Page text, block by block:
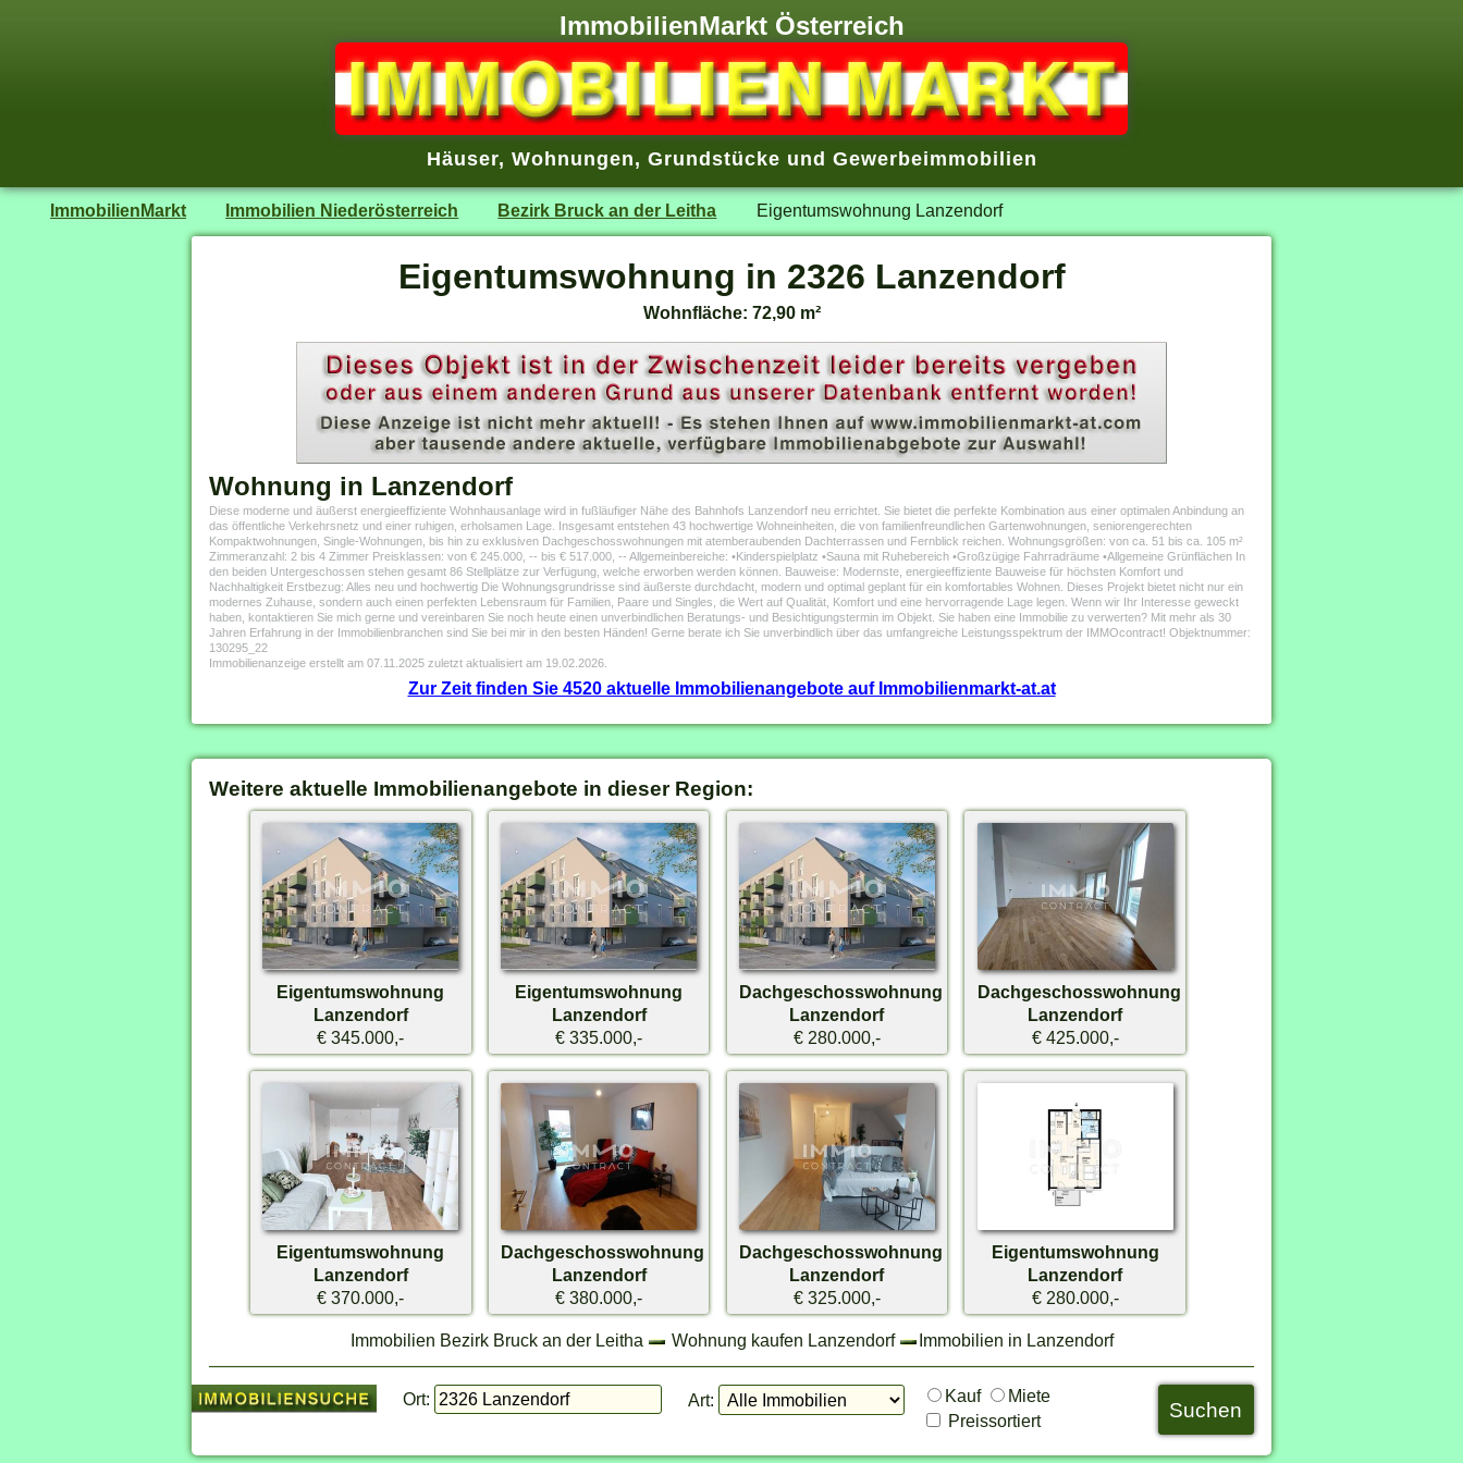
ImmobilienMarkt Österreich
Häuser, Wohnungen, Grundstücke und Gewerbeimmobilien
ImmobilienMarkt Immobilien Niederösterreich Bezirk Bruck an der Leitha Eigentumswohnung Lanzendorf
Eigentumswohnung in 2326 Lanzendorf
Wohnfläche: 72,90 m²
Wohnung in Lanzendorf
Diese moderne und äußerst energieeffiziente Wohnhausanlage wird in fußläufiger Nähe des Bahnhofs Lanzendorf neu errichtet. Sie bietet die perfekte Kombination aus einer optimalen Anbindung an
das öffentliche Verkehrsnetz und einer ruhigen, erholsamen Lage. Insgesamt entstehen 43 hochwertige Wohneinheiten, die von familienfreundlichen Gartenwohnungen, seniorengerechten
Kompaktwohnungen, Single-Wohnungen, bis hin zu exklusiven Dachgeschosswohnungen mit atemberaubenden Dachterrassen und Fernblick reichen. Wohnungsgrößen: von ca. 51 bis ca. 105 m²
Zimmeranzahl: 2 bis 4 Zimmer Preisklassen: von € 245.000, -- bis € 517.000, -- Allgemeinbereiche: •Kinderspielplatz •Sauna mit Ruhebereich •Großzügige Fahrradräume •Allgemeine Grünflächen In
den beiden Untergeschossen stehen gesamt 86 Stellplätze zur Verfügung, welche erworben werden können. Bauweise: Modernste, energieeffiziente Bauweise für höchsten Komfort und
Nachhaltigkeit Erstbezug: Alles neu und hochwertig Die Wohnungsgrundrisse sind äußerste durchdacht, modern und optimal geplant für ein komfortables Wohnen. Dieses Projekt bietet nicht nur ein
modernes Zuhause, sondern auch einen perfekten Lebensraum für Familien, Paare und Singles, die Wert auf Qualität, Komfort und eine hervorragende Lage legen. Wenn wir Ihr Interesse geweckt
haben, kontaktieren Sie mich gerne und vereinbaren Sie noch heute einen unverbindlichen Beratungs- und Besichtigungstermin im Objekt. Sie haben eine Immobilie zu verwerten? Mit mehr als 30
Jahren Erfahrung in der Immobilienbranchen sind Sie bei mir in den besten Händen! Gerne berate ich Sie unverbindlich über das umfangreiche Leistungsspektrum der IMMOcontract! Objektnummer:
130295_22
Immobilienanzeige erstellt am 07.11.2025 zuletzt aktualisiert am 19.02.2026.
Zur Zeit finden Sie 4520 aktuelle Immobilienangebote auf Immobilienmarkt-at.at
Weitere aktuelle Immobilienangebote in dieser Region:
Eigentumswohnung
Lanzendorf
€ 345.000,-
Eigentumswohnung
Lanzendorf
€ 335.000,-
Dachgeschosswohnung
Lanzendorf
€ 280.000,-
Dachgeschosswohnung
Lanzendorf
€ 425.000,-
Eigentumswohnung
Lanzendorf
€ 370.000,-
Dachgeschosswohnung
Lanzendorf
€ 380.000,-
Dachgeschosswohnung
Lanzendorf
€ 325.000,-
Eigentumswohnung
Lanzendorf
€ 280.000,-
Immobilien Bezirk Bruck an der Leitha Wohnung kaufen Lanzendorf Immobilien in Lanzendorf
Ort: Art: Kauf
Miete
Preissortiert